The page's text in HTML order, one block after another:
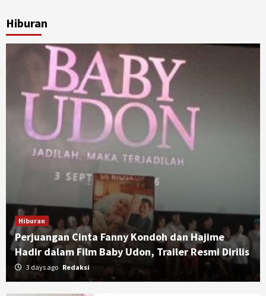
Hiburan
Hiburan
Perjuangan Cinta Fanny Kondoh dan Hajime
Hadir dalam Film Baby Udon, Trailer Resmi Dirilis
3 days ago Redaksi